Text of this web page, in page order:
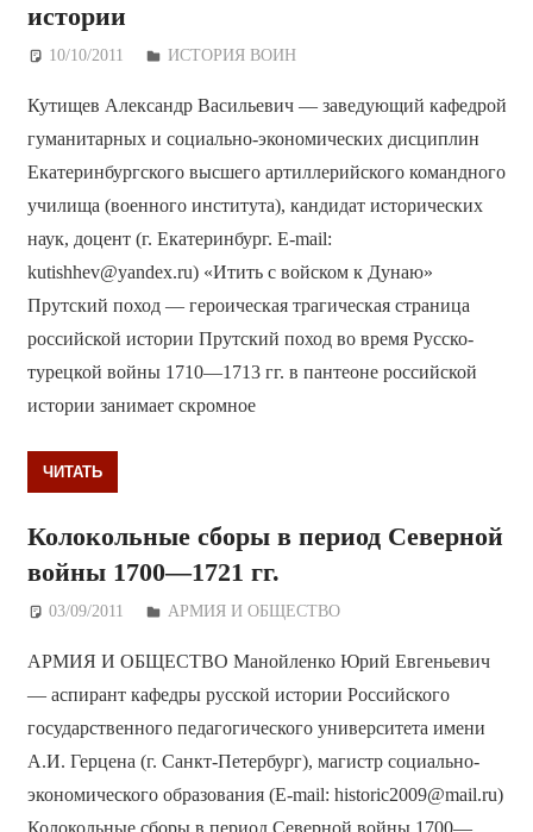
истории
10/10/2011 Дежурный по Редакции
ИСТОРИЯ ВОИН
Кутищев Александр Васильевич — заведующий кафедрой
гуманитарных и социально-экономических дисциплин
Екатеринбургского высшего артиллерийского командного
училища (военного института), кандидат исторических
наук, доцент (г. Екатеринбург. E-mail:
kutishhev@yandex.ru) «Итить с войском к Дунаю»
Прутский поход — героическая трагическая страница
российской истории Прутский поход во время Русско-
турецкой войны 1710—1713 гг. в пантеоне российской
истории занимает скромное
ЧИТАТЬ
Колокольные сборы в период Северной
войны 1700—1721 гг.
03/09/2011 Дежурный по Редакции
АРМИЯ И ОБЩЕСТВО
АРМИЯ И ОБЩЕСТВО Манойленко Юрий Евгеньевич
— аспирант кафедры русской истории Российского
государственного педагогического университета имени
А.И. Герцена (г. Санкт-Петербург), магистр социально-
экономического образования (E-mail: historic2009@mail.ru)
Колокольные сборы в период Северной войны 1700—